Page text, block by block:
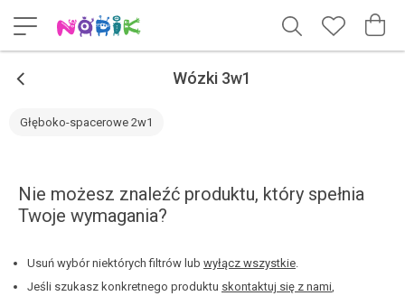
< Wózki 3w1
Głęboko-spacerowe 2w1
Nie możesz znaleźć produktu, który spełnia
Twoje wymagania?
Usuń wybór niektórych filtrów lub wyłącz wszystkie.
Jeśli szukasz konkretnego produktu skontaktuj się z nami,